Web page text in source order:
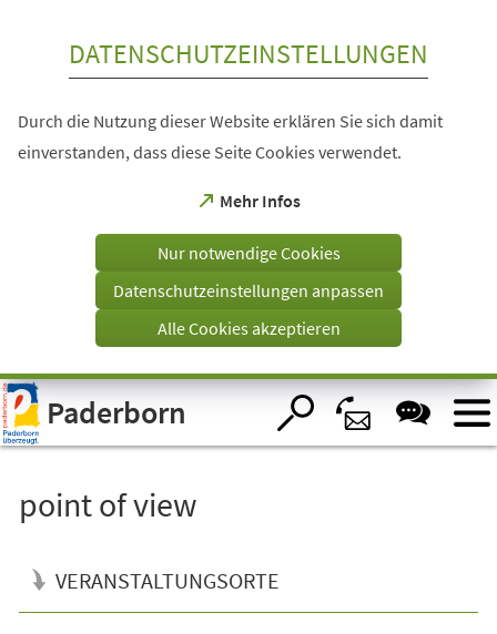
Visuelle
Assistenzsoftware
öffnen.
DATENSCHUTZEINSTELLUNGEN
Durch die Nutzung dieser Website erklären Sie sich damit
einverstanden, dass diese Seite Cookies verwendet.
Mehr Infos
(Öffnet
einem
Tab)
Nur notwendige Cookies
Datenschutzeinstellungen anpassen
Alle Cookies akzeptieren
Paderborn
point of view
VERANSTALTUNGSORTE